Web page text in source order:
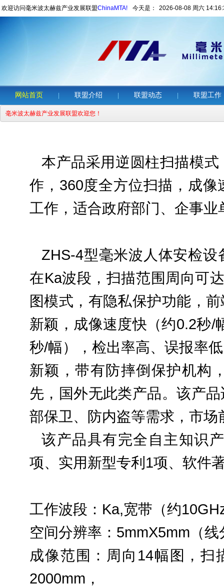
欢迎访问毫米波太赫兹产业发展联盟ChinaMTA! 今天是： 2026-08-08 周六
网站首页 联盟介绍 联盟动态 联盟工作
毫米波太赫兹产业发展联盟欢迎您！
本产品采用逆圆柱扫描模
作，360度全方位扫描，成
工作，适合政府部门、企事业
ZHS-4型毫米波人体安检
在Ka波段，扫描范围周向可
图模式，有隐私保护功能，
新颖，成像速度快（约0.2秒/
秒/幅），检出率高、误报率
新颖，带有防摔倒保护机构
先，国外无此类产品。该产
部保卫、防内盗等需求，市
该产品具有完全自主知识
项、实用新型专利1项、软件
工作波段：Ka,宽带（约
空间分辨率：5mmX5mm（
成像范围：周向14幅图，扫
2000mm，